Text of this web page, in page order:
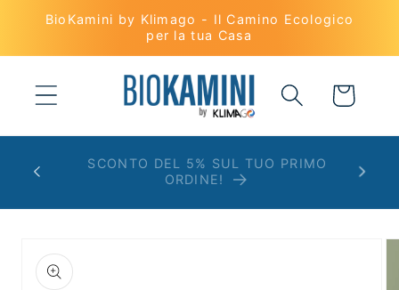
direttamente
BioKamini by Klimago - Il Camino Ecologico
per la tua Casa
Carrello
SCONTO DEL 5% SUL TUO PRIMO
ORDINE!
informazioni
sul prodotto